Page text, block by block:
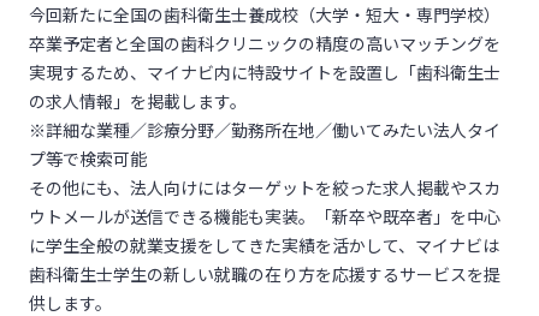
今回新たに全国の歯科衛生士養成校（大学・短大・専門学校）
卒業予定者と全国の歯科クリニックの精度の高いマッチングを
実現するため、マイナビ内に特設サイトを設置し「歯科衛生士
の求人情報」を掲載します。
※詳細な業種／診療分野／勤務所在地／働いてみたい法人タイ
プ等で検索可能
その他にも、法人向けにはターゲットを絞った求人掲載やスカ
ウトメールが送信できる機能も実装。「新卒や既卒者」を中心
に学生全般の就業支援をしてきた実績を活かして、マイナビは
歯科衛生士学生の新しい就職の在り方を応援するサービスを提
供します。